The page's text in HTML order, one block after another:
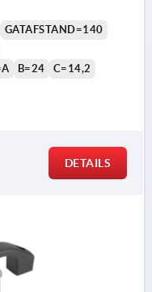
GATAFSTAND=140
B=24
C=14,2
DETAILS